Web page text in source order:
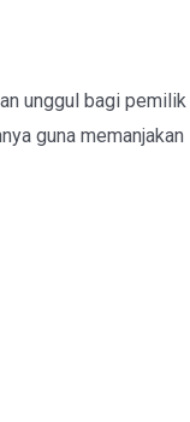
unggul bagi pemilik
guna memanjakan